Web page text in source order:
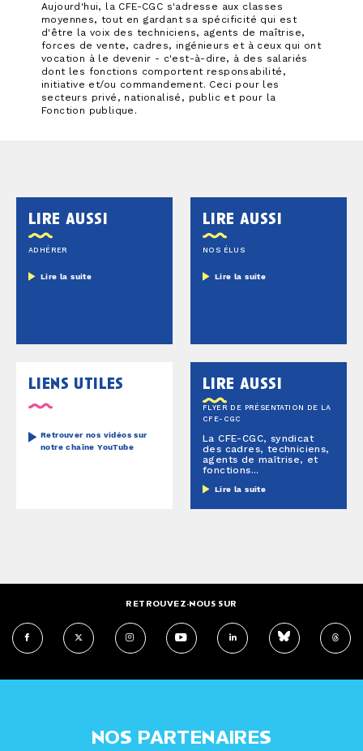
Aujourd'hui, la CFE-CGC s'adresse aux classes
moyennes, tout en gardant sa spécificité qui est
d'être la voix des techniciens, agents de maîtrise,
forces de vente, cadres, ingénieurs et à ceux qui ont
vocation à le devenir - c'est-à-dire, à des salariés
dont les fonctions comportent responsabilité,
initiative et/ou commandement. Ceci pour les
secteurs privé, nationalisé, public et pour la
Fonction publique.
lire aussi
ADHÉRER
Lire la suite
lire aussi
NOS ÉLUS
Lire la suite
liens utiles
Retrouver nos vidéos sur
notre chaîne YouTube
lire aussi
FLYER DE PRÉSENTATION DE LA
CFE-CGC
La CFE-CGC, syndicat
des cadres, techniciens,
agents de maîtrise, et
fonctions...
Lire la suite
RETROUVEZ-NOUS SUR
NOS PARTENAIRES